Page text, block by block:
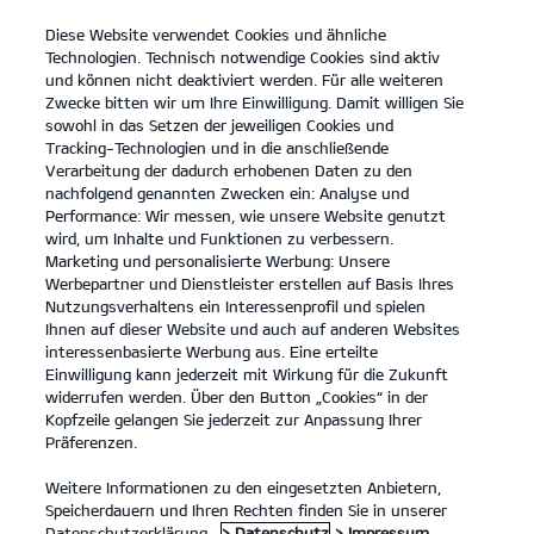
open
menu
Kia
KONTAKT
Der Kia Sportage.
Platz für alles, was Familie ausmacht.
MEHR ERFAHREN
Diese Website verwendet Cookies und ähnliche
Technologien. Technisch notwendige Cookies sind aktiv
und können nicht deaktiviert werden. Für alle weiteren
Zwecke bitten wir um Ihre Einwilligung. Damit willigen Sie
sowohl in das Setzen der jeweiligen Cookies und
Tracking-Technologien und in die anschließende
Verarbeitung der dadurch erhobenen Daten zu den
nachfolgend genannten Zwecken ein: Analyse und
Performance: Wir messen, wie unsere Website genutzt
wird, um Inhalte und Funktionen zu verbessern.
Marketing und personalisierte Werbung: Unsere
Werbepartner und Dienstleister erstellen auf Basis Ihres
Nutzungsverhaltens ein Interessenprofil und spielen
Ihnen auf dieser Website und auch auf anderen Websites
interessenbasierte Werbung aus. Eine erteilte
Einwilligung kann jederzeit mit Wirkung für die Zukunft
widerrufen werden. Über den Button „Cookies“ in der
Kopfzeile gelangen Sie jederzeit zur Anpassung Ihrer
Präferenzen.
Weitere Informationen zu den eingesetzten Anbietern,
Speicherdauern und Ihren Rechten finden Sie in unserer